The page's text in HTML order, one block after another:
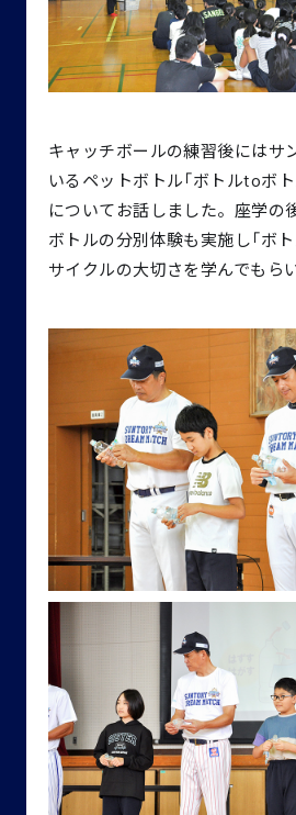
キャッチボールの練習後にはサ
いるペットボトル「ボトルtoボ
についてお話しました。座学の
ボトルの分別体験も実施し「ボ
サイクルの大切さを学んでもら